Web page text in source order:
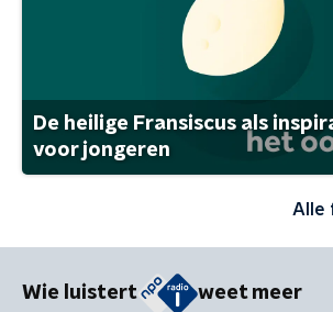
De heilige Fransiscus als
voor jongeren
Alle
Wie luistert weet meer